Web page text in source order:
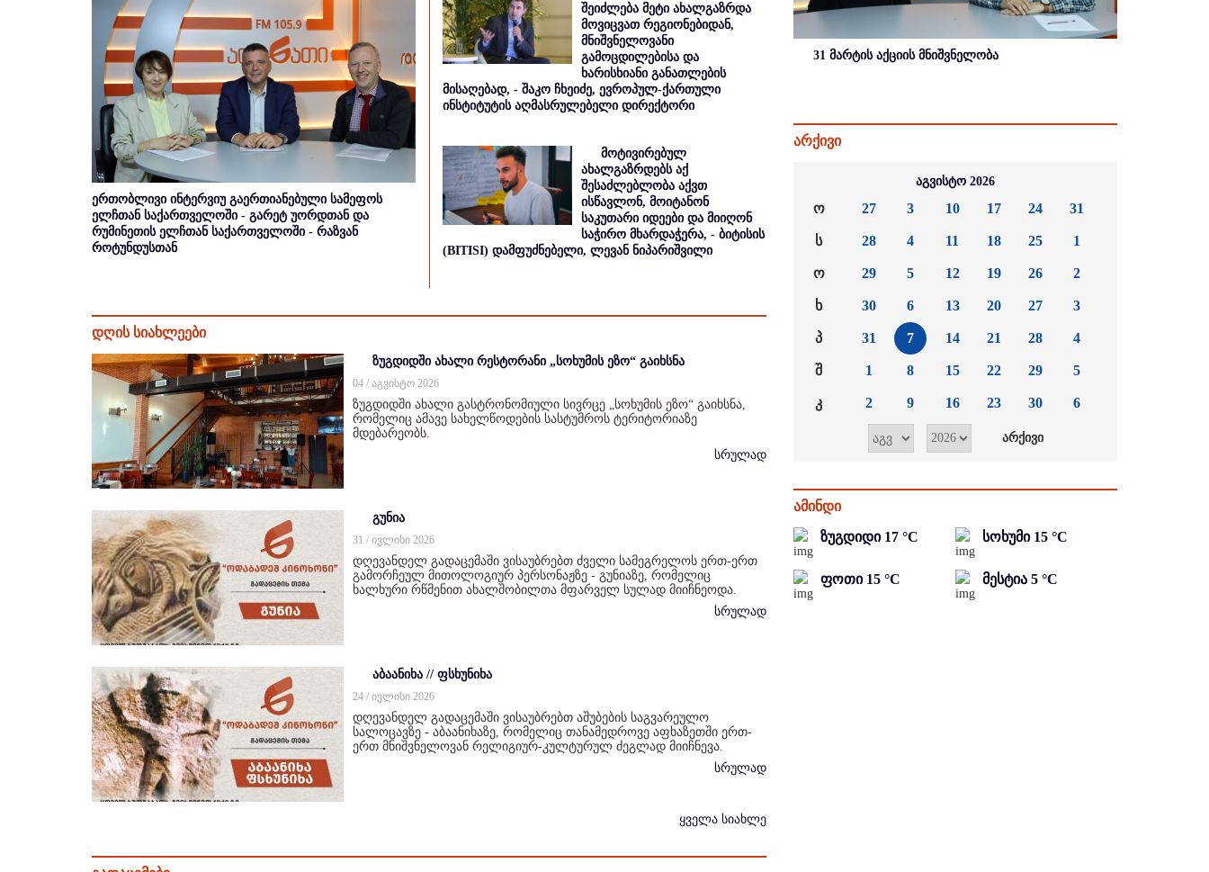
ერთობლივი ინტერვიუ გაერთიანებული სამეფოს
ელჩთან საქართველოში - გარეტ უორდთან და
რუმინეთის ელჩთან საქართველოში - რაზვან
როტუნდუსთან
შეიძლება მეტი ახალგაზრდა
მოვიცვათ რეგიონებიდან,
მნიშვნელოვანი
გამოცდილებისა და
ხარისხიანი განათლების
მისაღებად, - შაკო ჩხეიძე, ევროპულ-ქართული
ინსტიტუტის აღმასრულებელი დირექტორი
მოტივირებულ
ახალგაზრდებს აქ
შესაძლებლობა აქვთ
ისწავლონ, მოიტანონ
საკუთარი იდეები და მიიღონ
საჭირო მხარდაჭერა, - ბიტისის
(BITISI) დამფუძნებელი, ლევან ნიპარიშვილი
დღის სიახლეები
ზუგდიდში ახალი რესტორანი „სოხუმის ეზო“ გაიხსნა
04 / აგვისტო 2026
ზუგდიდში ახალი გასტრონომიული სივრცე „სოხუმის ეზო“ გაიხსნა,
რომელიც ამავე სახელწოდების სასტუმროს ტერიტორიაზე
მდებარეობს.
სრულად
გუნია
31 / ივლისი 2026
დღევანდელ გადაცემაში ვისაუბრებთ ძველი სამეგრელოს ერთ-ერთ
გამორჩეულ მითოლოგიურ პერსონაჟზე - გუნიაზე, რომელიც
ხალხური რწმენით ახალშობილთა მფარველ სულად მიიჩნეოდა.
სრულად
აბაანიხა // ფსხუნიხა
24 / ივლისი 2026
დღევანდელ გადაცემაში ვისაუბრებთ აშუბების საგვარეულო
სალოცავზე - აბაანიხაზე, რომელიც თანამედროვე აფხაზეთში ერთ-
ერთ მნიშვნელოვან რელიგიურ-კულტურულ ძეგლად მიიჩნევა.
სრულად
ყველა სიახლე
31 მარტის აქციის მნიშვნელობა
არქივი
აგვისტო 2026
ო
ს
ო
ხ
პ
შ
კ
27
28
29
30
31
1
2
3
4
5
6
7
8
9
10
11
12
13
14
15
16
17
18
19
20
21
22
23
24
25
26
27
28
29
30
31
1
2
3
4
5
6
ამინდი
ზუგდიდი 17 °C სოხუმი 15 °C
ფოთი 15 °C მესტია 5 °C